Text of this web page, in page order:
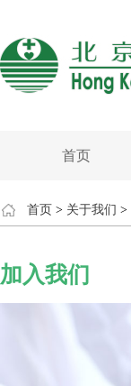
首页
首页 > 关于我们 >
加入我们